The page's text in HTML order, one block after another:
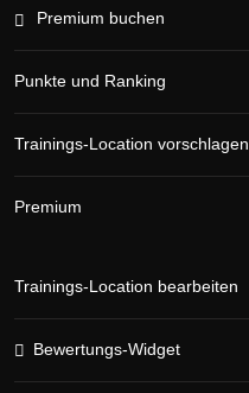
Premium buchen
Punkte und Ranking
Trainings-Location vorschlagen
Premium
Trainings-Location bearbeiten
Bewertungs-Widget